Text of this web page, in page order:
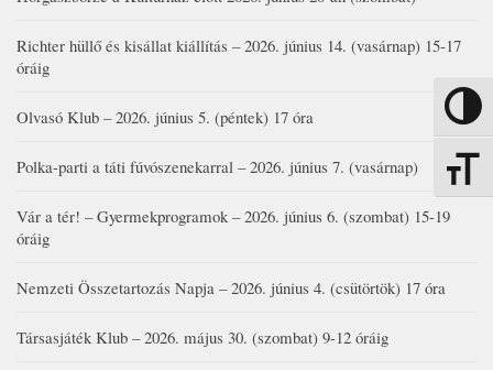
Nagy
Richter hüllő és kisállat kiállítás – 2026. június 14. (vasárnap) 15-17
óráig
Olvasó Klub – 2026. június 5. (péntek) 17 óra
Polka-parti a táti fúvószenekarral – 2026. június 7. (vasárnap)
Vár a tér! – Gyermekprogramok – 2026. június 6. (szombat) 15-19
óráig
Nemzeti Összetartozás Napja – 2026. június 4. (csütörtök) 17 óra
Társasjáték Klub – 2026. május 30. (szombat) 9-12 óráig